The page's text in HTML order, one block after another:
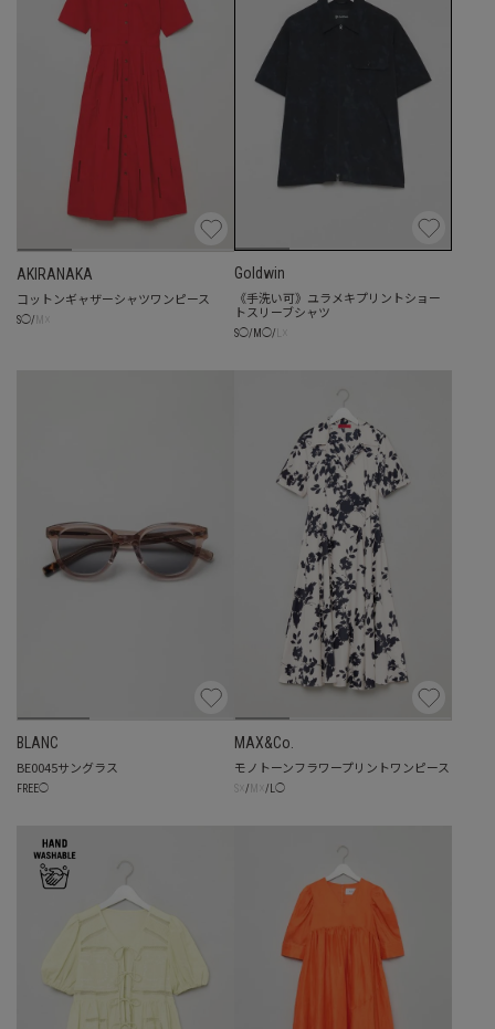
AKIRANAKA
コットンギャザーシャツワンピース
S◯/
Goldwin
《手洗い可》ユラメキプリントショー
トスリーブシャツ
S◯/ M ◯/
BLANC
BE0045サングラス
FREE◯
MAX&Co.
モノトーンフラワープリントワンピース
/ / L◯